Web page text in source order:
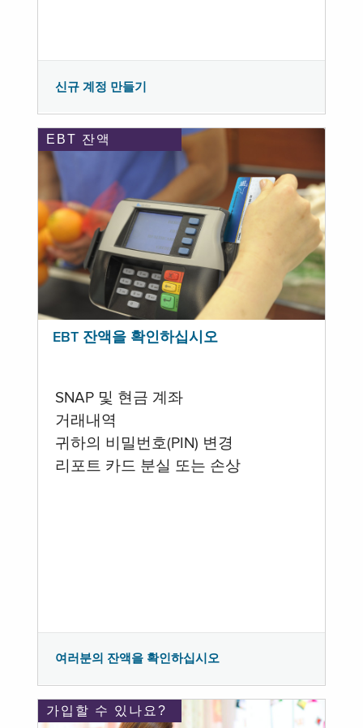
신규 계정 만들기
EBT 잔액
EBT 잔액을 확인하십시오
SNAP 및 현금 계좌
거래내역
귀하의 비밀번호(PIN) 변경
리포트 카드 분실 또는 손상
여러분의 잔액을 확인하십시오
가입할 수 있나요?